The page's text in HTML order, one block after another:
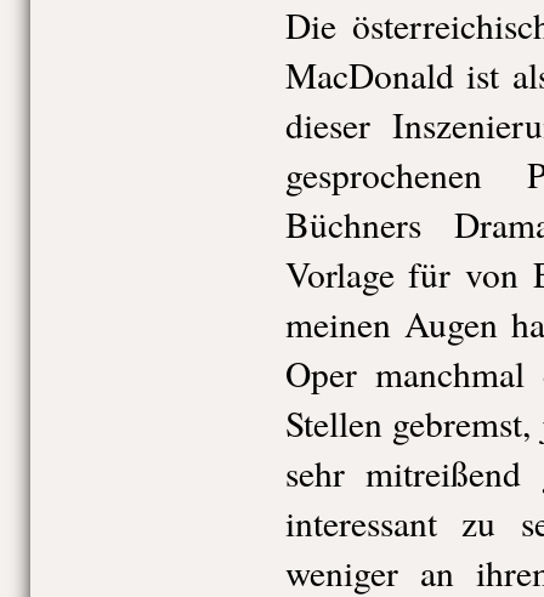
Die
MacDonald ist
dieser
gesprochenen
Büchners
Vorlage für von
meinen Augen
Oper
Stellen
sehr
interessant zu
weniger an